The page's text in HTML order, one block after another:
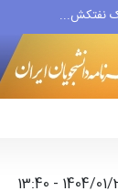
در جنوب...
ایران